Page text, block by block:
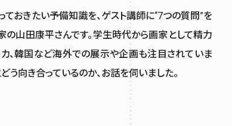
おきたい予備知識を、ゲスト講師に“7つの質問”を
山田康平さんです。学生時代から画家として精力
、韓国など海外での展示や企画も注目されていま
う向き合っているのか、お話を伺いました。